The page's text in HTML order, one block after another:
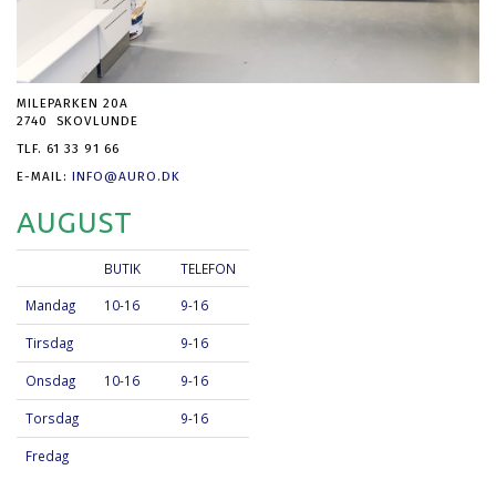
MILEPARKEN 20A
2740 SKOVLUNDE
TLF. 61 33 91 66
E-MAIL: INFO@AURO.DK
AUGUST
BUTIK TELEFON
Mandag 10-16 9-16
Tirsdag 9-16
Onsdag 10-16 9-16
Torsdag 9-16
Fredag